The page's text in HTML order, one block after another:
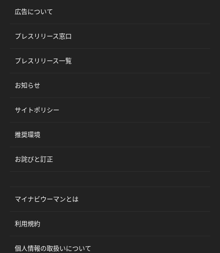
広告について
プレスリリース窓口
プレスリリース一覧
お知らせ
サイトポリシー
推奨環境
お詫びと訂正
マイナビウーマンとは
利用規約
個人情報の取扱いについて